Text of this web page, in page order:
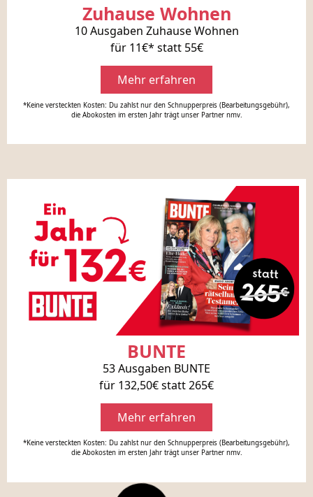
Zuhause Wohnen
10 Ausgaben Zuhause Wohnen
für 11€* statt 55€
Mehr erfahren
*Keine versteckten Kosten: Du zahlst nur den Schnupperpreis (Bearbeitungsgebühr),
die Abokosten im ersten Jahr trägt unser Partner nmv.
BUNTE
53 Ausgaben BUNTE
für 132,50€ statt 265€
Mehr erfahren
*Keine versteckten Kosten: Du zahlst nur den Schnupperpreis (Bearbeitungsgebühr),
die Abokosten im ersten Jahr trägt unser Partner nmv.